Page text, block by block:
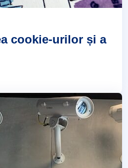
cookie-urilor și a